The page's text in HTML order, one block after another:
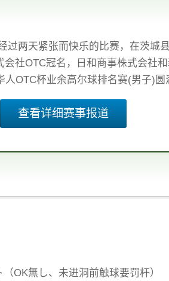
天紧张而快乐的比赛，在茨城县
会社OTC冠名，日和商事株式会社
OTC杯业余高尔球排名赛(男子)圆
查看详细赛事报道
OK無し、未进洞前触球要罚杆）